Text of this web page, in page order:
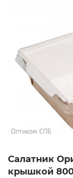
Салатник
крышкой 800